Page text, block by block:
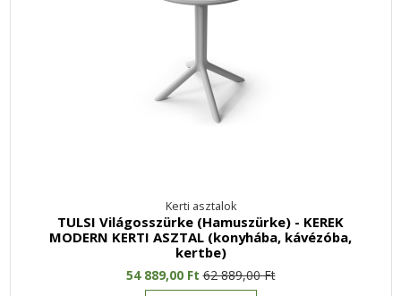
Kerti asztalok
TULSI Világosszürke (Hamuszürke) - KEREK
MODERN KERTI ASZTAL (konyhába, kávézóba,
kertbe)
54 889,00 Ft62 889,00 Ft